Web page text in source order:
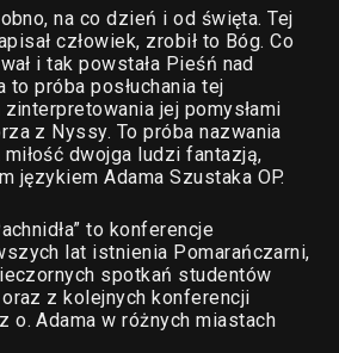
na co dzień i od święta. Tej
człowiek, zrobił to Bóg. Co
i tak powstała Pieśń nad
to próba posłuchania tej
jej pomysłami
z Nyssy. To próba nazwania
miłość dwojga ludzi fantazją,
językiem Adama Szustaka OP.
to konferencje
lat istnienia Pomarańczarni,
spotkań studentów
z kolejnych konferencji
o. Adama w różnych miastach